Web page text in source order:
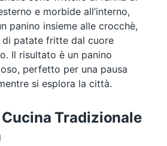
e morbide all’interno,
panino insieme alle crocchè,
patate fritte dal cuore
Il risultato è un panino
perfetto per una pausa
si esplora la città.
Tradizionale